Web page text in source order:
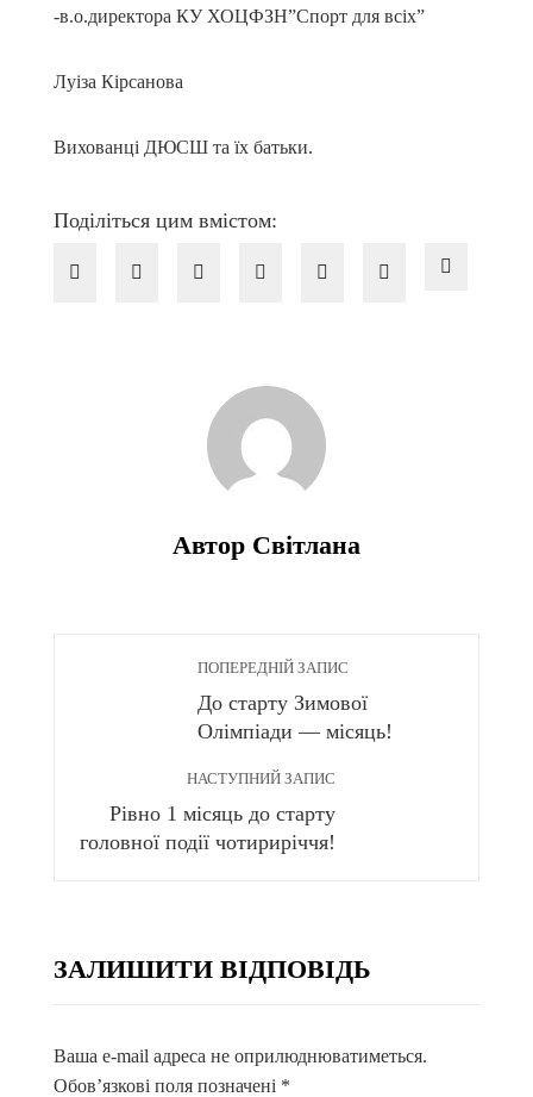
-в.о.директора КУ ХОЦФЗН”Спорт для всіх”
Луіза Кірсанова
Вихованці ДЮСШ та їх батьки.
Поділіться цим вмістом:
Автор Світлана
ПОПЕРЕДНІЙ ЗАПИС
До старту Зимової
Олімпіади — місяць!
НАСТУПНИЙ ЗАПИС
Рівно 1 місяць до старту
головної події чотириріччя!
ЗАЛИШИТИ ВІДПОВІДЬ
Ваша e-mail адреса не оприлюднюватиметься.
Обов’язкові поля позначені *